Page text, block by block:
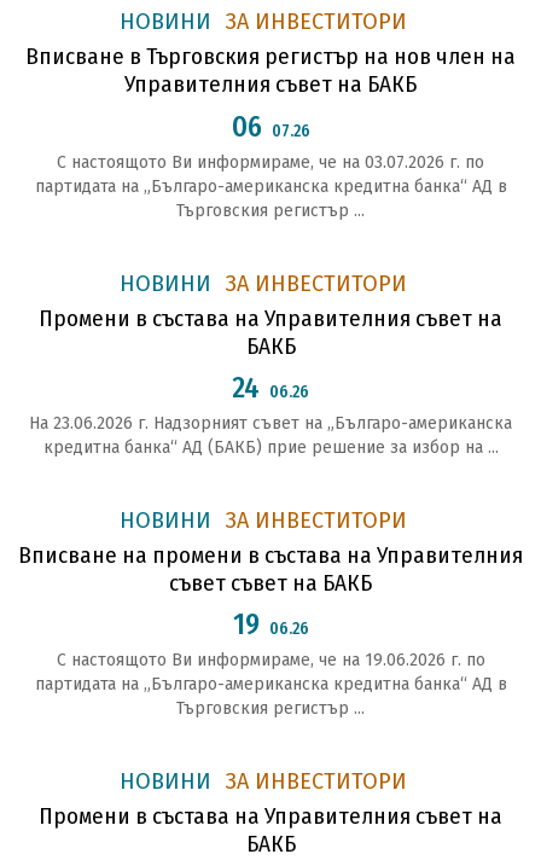
НОВИНИ ЗА ИНВЕСТИТОРИ
Вписване в Търговския регистър на нов член на
Управителния съвет на БАКБ
06 07.26
С настоящото Ви информираме, че на 03.07.2026 г. по
партидата на „Българо-американска кредитна банка“ АД в
Търговския регистър ...
НОВИНИ ЗА ИНВЕСТИТОРИ
Промени в състава на Управителния съвет на
БАКБ
24 06.26
На 23.06.2026 г. Надзорният съвет на „Българо-американска
кредитна банка“ АД (БАКБ) прие решение за избор на ...
НОВИНИ ЗА ИНВЕСТИТОРИ
Вписване на промени в състава на Управителния
съвет съвет на БАКБ
19 06.26
С настоящото Ви информираме, че на 19.06.2026 г. по
партидата на „Българо-американска кредитна банка“ АД в
Търговския регистър ...
НОВИНИ ЗА ИНВЕСТИТОРИ
Промени в състава на Управителния съвет на
БАКБ